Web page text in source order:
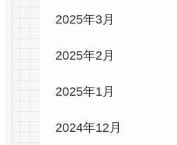
2025年3月
2025年2月
2025年1月
2024年12月